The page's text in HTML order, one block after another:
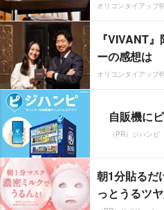
オリコンタイアップ
『VIVANT
ーの感想は
オリコンタイアップ
自販機に
（PR）ジハンピ
朝1分貼るだ
っとうるツ